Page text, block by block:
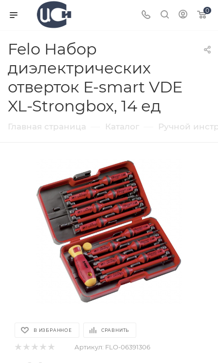
0
Felo Набор
диэлектрических
отверток E-smart VDE
XL-Strongbox, 14 ед
Главная страница Каталог Ручной
В ИЗБРАННОЕ СРАВНИТЬ
Артикул: FLO-06391306